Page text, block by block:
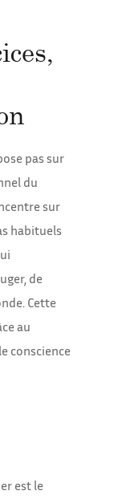
pas sur
du
sur
habituels
de
Cette
au
conscience
est le